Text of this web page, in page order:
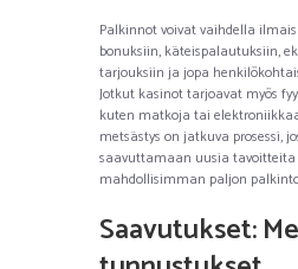
Palkinnot voivat vaihdella
bonuksiin, käteispalautuksiin,
tarjouksiin ja jopa
Jotkut kasinot tarjoavat myös
kuten matkoja tai
metsästys on jatkuva prosessi,
saavuttamaan uusia
mahdollisimman paljon
Saavutukset: